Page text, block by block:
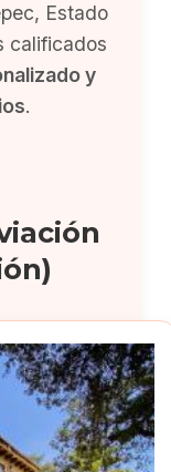
Estado
calificados
y
.